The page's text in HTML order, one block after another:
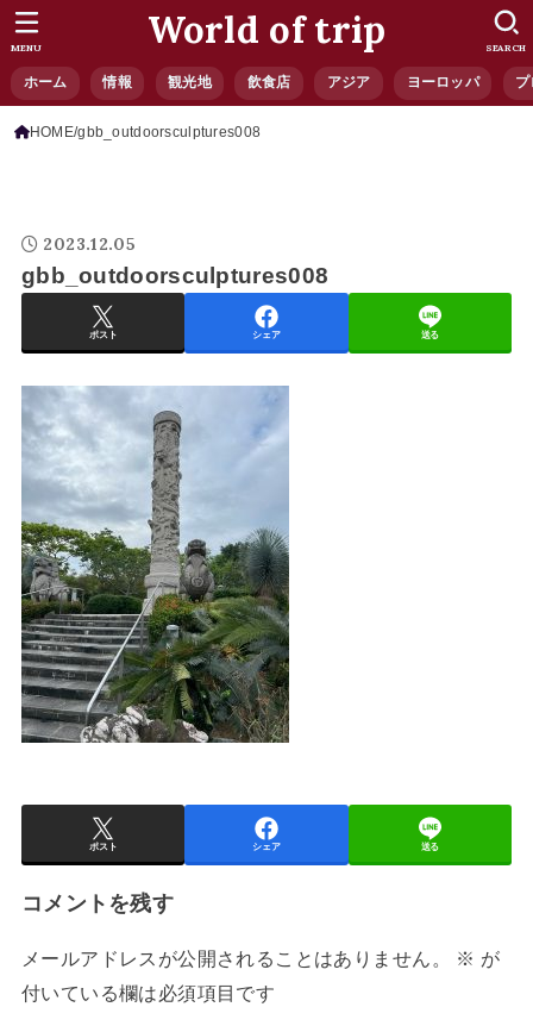
World of trip
ホーム 情報 観光地 飲食店 アジア ヨーロッパ プ
SEARCH
MENU
HOME gbb_outdoorsculptures008
2023.12.05
gbb_outdoorsculptures008
ポスト シェア 送る
ポスト シェア 送る
コメントを残す
メールアドレスが公開されることはありません。 ※ が
付いている欄は必須項目です